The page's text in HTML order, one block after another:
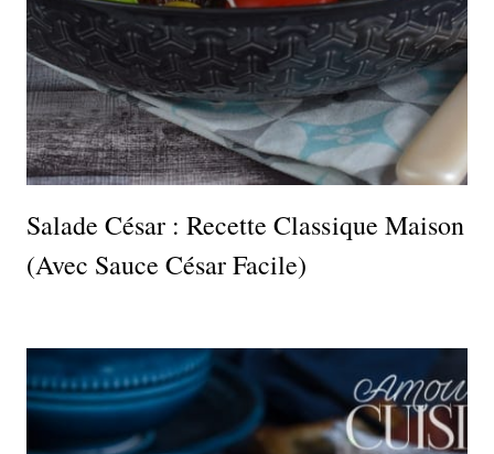
Salade César : Recette Classique Maison
(avec Sauce César Facile)